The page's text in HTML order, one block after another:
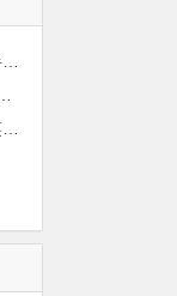
情头动漫一男一女可爱 文艺范情侣头像一半一张
纪念我们美好的青春 浪漫温馨治愈沙雕搞笑情侣头像推荐